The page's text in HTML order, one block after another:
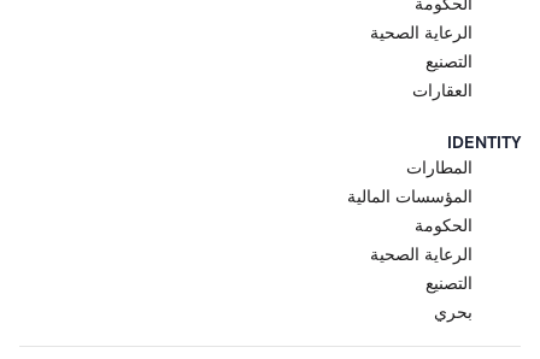
الحكومة
الرعاية الصحية
التصنيع
العقارات
IDENTITY
المطارات
المؤسسات المالية
الحكومة
الرعاية الصحية
التصنيع
بحري